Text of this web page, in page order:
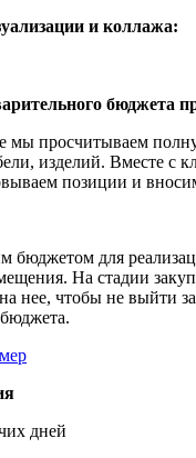
и коллажа:
бюджета
мы просчитываем
изделий. Вместе с
позиции и
бюджетом для
На стадии
нее, чтобы не выйти
дней